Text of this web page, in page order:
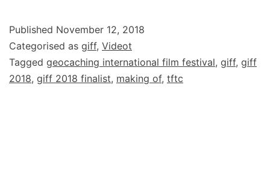
of
Published November 12, 2018
Categorised as giff, Videot
Tagged geocaching international film festival, giff, giff
2018, giff 2018 finalist, making of, tftc